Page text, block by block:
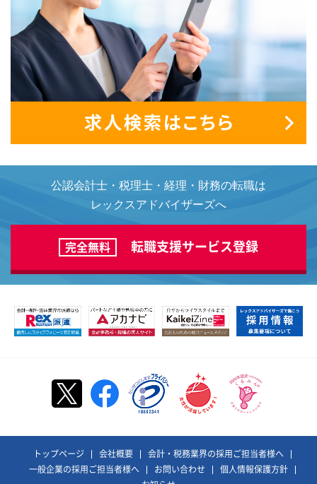
公認会計士・税理士・経理・財務の転職は
レックスアドバイザーズへ
完全無料 転職支援サービス登録
トップページ 会社概要
会計・税務業界の採用ご担当者様へ
一般企業の採用ご担当者様へ
お問い合わせ
個人情報保護方針